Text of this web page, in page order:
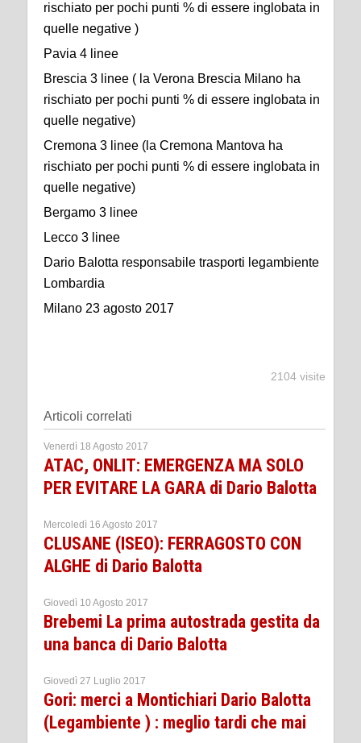
rischiato per pochi punti % di essere inglobata in
quelle negative )
Pavia 4 linee
Brescia 3 linee ( la Verona Brescia Milano ha
rischiato per pochi punti % di essere inglobata in
quelle negative)
Cremona 3 linee (la Cremona Mantova ha
rischiato per pochi punti % di essere inglobata in
quelle negative)
Bergamo 3 linee
Lecco 3 linee
Dario Balotta responsabile trasporti legambiente
Lombardia
Milano 23 agosto 2017
2104 visite
Articoli correlati
Venerdì 18 Agosto 2017
ATAC, ONLIT: EMERGENZA MA SOLO
PER EVITARE LA GARA di Dario Balotta
Mercoledì 16 Agosto 2017
CLUSANE (ISEO): FERRAGOSTO CON
ALGHE di Dario Balotta
Giovedì 10 Agosto 2017
Brebemi La prima autostrada gestita da
una banca di Dario Balotta
Giovedì 27 Luglio 2017
Gori: merci a Montichiari Dario Balotta
(Legambiente ) : meglio tardi che mai